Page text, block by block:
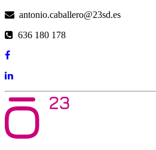
antonio.caballero@23sd.es
636 180 178